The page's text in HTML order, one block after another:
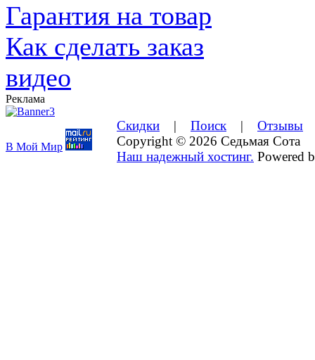
Гарантия на товар
Как сделать заказ
видео
Реклама
В Мой Мир
Скидки | Поиск | Отзывы
Copyright © 2026 Седьмая Сота
Наш надежный хостинг. Powered